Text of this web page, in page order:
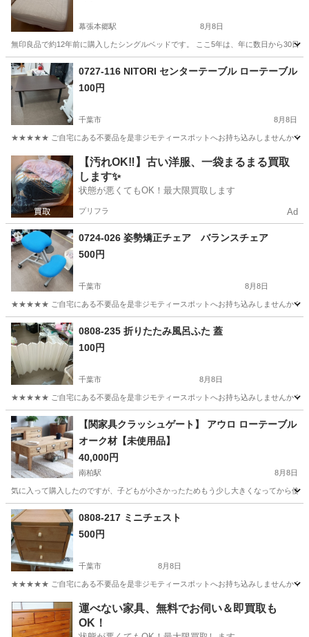
幕張本郷駅 8月8日
無印良品で約12年前に購入したシングルベッドです。 ここ5年は、年に数日から30日
千葉 習志野市 ベッド
0727-116 NITORI センターテーブル ローテーブル
100円
千葉市 8月8日
★★★★★ ご自宅にある不要品を是非ジモティースポットへお持ち込みしませんか？
千葉 千葉市 テーブル 現地
【汚れOK‼️】古い洋服、一袋まるまる買取
します✨
状態が悪くてもOK！最大限買取します
プリフラ Ad
0724-026 姿勢矯正チェア バランスチェア
500円
千葉市 8月8日
★★★★★ ご自宅にある不要品を是非ジモティースポットへお持ち込みしませんか？
千葉 千葉市 姿勢矯正
0808-235 折りたたみ風呂ふた 蓋
100円
千葉市 8月8日
★★★★★ ご自宅にある不要品を是非ジモティースポットへお持ち込みしませんか？
千葉 千葉市 オフィス用家具 現地
【関家具クラッシュゲート】 アウロ ローテーブル
オーク材【未使用品】
40,000円
南柏駅 8月8日
気に入って購入したのですが、子どもが小さかったためもう少し大きくなってから使
千葉 柏市 テーブル
0808-217 ミニチェスト
500円
千葉市 8月8日
★★★★★ ご自宅にある不要品を是非ジモティースポットへお持ち込みしませんか？
千葉 千葉市 収納家具 ミニチェスト
運べない家具、無料でお伺い＆即買取も
OK！